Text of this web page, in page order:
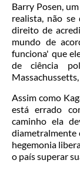
Barry Posen,
realista, não se
direito de
mundo de
funciona' que
de ciência
Assim como
está errado
caminho ela
diametralmente
hegemonia
o país superar